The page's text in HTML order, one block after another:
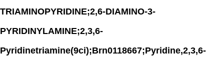
TRIAMINOPYRIDINE;2,6-DIAMINO-3-
PYRIDINYLAMINE;2,3,6-
Pyridinetriamine(9ci);Brn0118667;Pyridine,2,3,6-